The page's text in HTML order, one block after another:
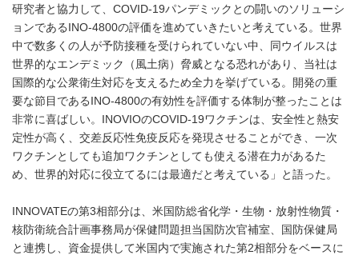
研究者と協力して、COVID-19パンデミックとの闘いのソリューシ
ョンであるINO-4800の評価を進めていきたいと考えている。世界
中で数多くの人が予防接種を受けられていない中、同ウイルスは
世界的なエンデミック（風土病）脅威となる恐れがあり、当社は
国際的な公衆衛生対応を支えるため全力を挙げている。開発の重
要な節目であるINO-4800の有効性を評価する体制が整ったことは
非常に喜ばしい。INOVIOのCOVID-19ワクチンは、安全性と熱安
定性が高く、交差反応性免疫反応を発現させることができ、一次
ワクチンとしても追加ワクチンとしても使える潜在力があるた
め、世界的対応に役立てるには最適だと考えている」と語った。
INNOVATEの第3相部分は、米国防総省化学・生物・放射性物質・
核防衛統合計画事務局が保健問題担当国防次官補室、国防保健局
と連携し、資金提供して米国内で実施された第2相部分をベースに